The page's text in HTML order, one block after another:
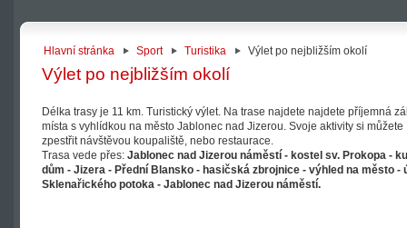
Hlavní stránka Sport Turistika Výlet po nejbližším okolí
Výlet po nejbližším okolí
Délka trasy je 11 km. Turistický výlet. Na trase najdete najdete příjemná
místa s vyhlídkou na město Jablonec nad Jizerou. Svoje aktivity si můžete
zpestřit návštěvou koupaliště, nebo restaurace.
Trasa vede přes: Jablonec nad Jizerou náměstí - kostel sv. Prokopa -
dům - Jizera - Přední Blansko - hasičská zbrojnice - výhled na město -
Sklenařického potoka - Jablonec nad Jizerou náměstí.